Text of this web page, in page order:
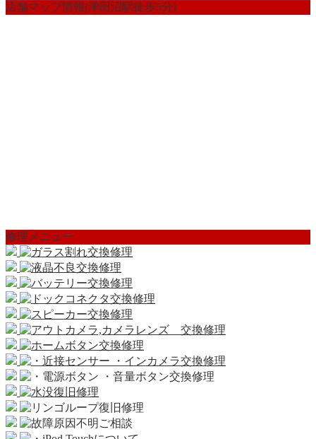
店舗マップ情報(津田沼駅徒歩5分)
修理メニュー